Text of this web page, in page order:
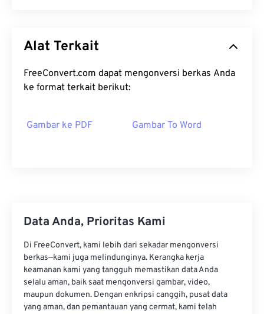
Alat Terkait
FreeConvert.com dapat mengonversi berkas Anda
ke format terkait berikut:
Gambar ke PDF Gambar To Word
Data Anda, Prioritas Kami
Di FreeConvert, kami lebih dari sekadar mengonversi
berkas—kami juga melindunginya. Kerangka kerja
keamanan kami yang tangguh memastikan data Anda
selalu aman, baik saat mengonversi gambar, video,
maupun dokumen. Dengan enkripsi canggih, pusat data
yang aman, dan pemantauan yang cermat, kami telah